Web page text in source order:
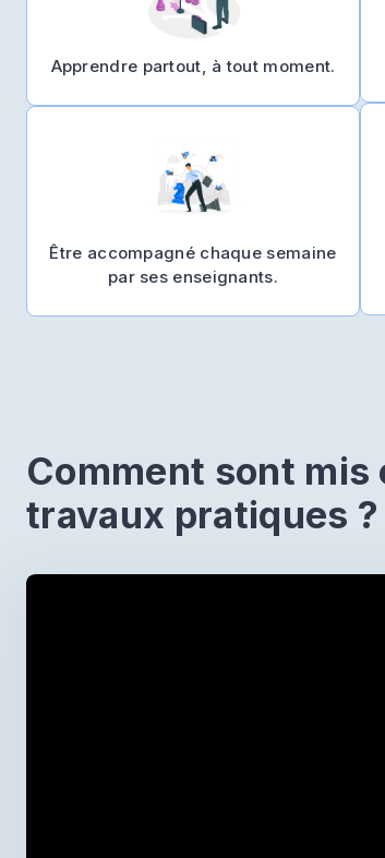
Apprendre partout, à tout moment.
Être accompagné chaque semaine
par ses enseignants.
Comment sont
travaux pratiques ?